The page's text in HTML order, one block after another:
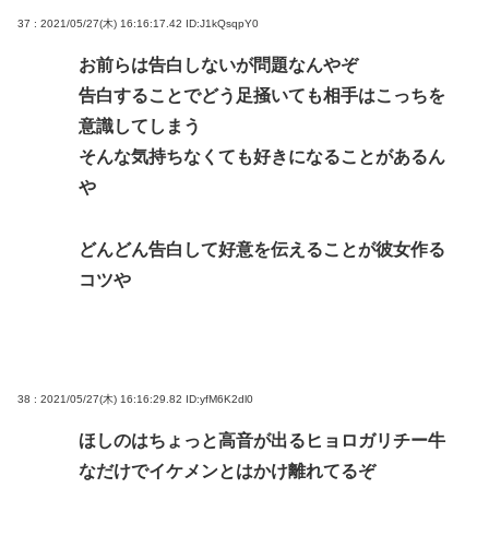
37 : 2021/05/27(木) 16:16:17.42 ID:J1kQsqpY0
お前らは告白しないが問題なんやぞ
告白することでどう足掻いても相手はこっちを
意識してしまう
そんな気持ちなくても好きになることがあるん
や
どんどん告白して好意を伝えることが彼女作る
コツや
38 : 2021/05/27(木) 16:16:29.82 ID:yfM6K2dl0
ほしのはちょっと高音が出るヒョロガリチー牛
なだけでイケメンとはかけ離れてるぞ